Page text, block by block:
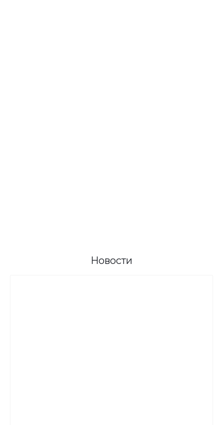
Новости